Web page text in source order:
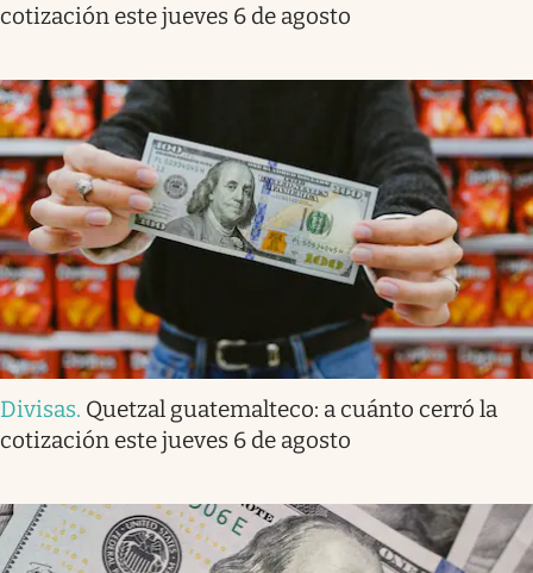
cotización este jueves 6 de agosto
Divisas. Quetzal guatemalteco: a cuánto cerró la
cotización este jueves 6 de agosto